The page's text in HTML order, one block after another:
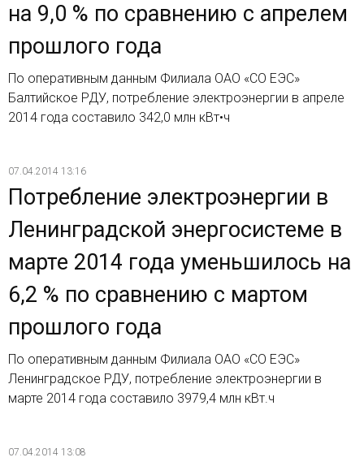
на 9,0 % по сравнению с апрелем
прошлого года
По оперативным данным Филиала ОАО «СО ЕЭС»
Балтийское РДУ, потребление электроэнергии в апреле
2014 года составило 342,0 млн кВт•ч
07.04.2014 13:16
Потребление электроэнергии в
Ленинградской энергосистеме в
марте 2014 года уменьшилось на
6,2 % по сравнению с мартом
прошлого года
По оперативным данным Филиала ОАО «СО ЕЭС»
Ленинградское РДУ, потребление электроэнергии в
марте 2014 года составило 3979,4 млн кВт.ч
07.04.2014 13:08